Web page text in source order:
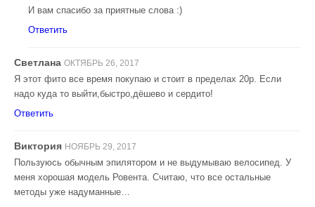
И вам спасибо за приятные слова :)
Ответить
Светлана ОКТЯБРЬ 26, 2017
Я этот фито все время покупаю и стоит в пределах 20р. Если
надо куда то выйти,быстро,дёшево и сердито!
Ответить
Виктория НОЯБРЬ 29, 2017
Пользуюсь обычным эпилятором и не выдумываю велосипед. У
меня хорошая модель Ровента. Считаю, что все остальные
методы уже надуманные…